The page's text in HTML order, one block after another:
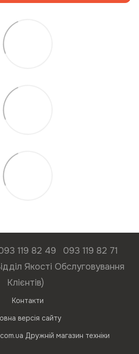
119 82 49
093 119 82 71
Якості Обслуговування
Клієнтів)
Контакти
версія сайту
Дружній магазин техніки